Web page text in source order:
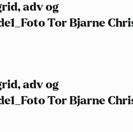
adv og
Tor Bjarne
adv og
Tor Bjarne